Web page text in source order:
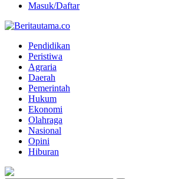
Masuk/Daftar
Pendidikan
Peristiwa
Agraria
Daerah
Pemerintah
Hukum
Ekonomi
Olahraga
Nasional
Opini
Hiburan